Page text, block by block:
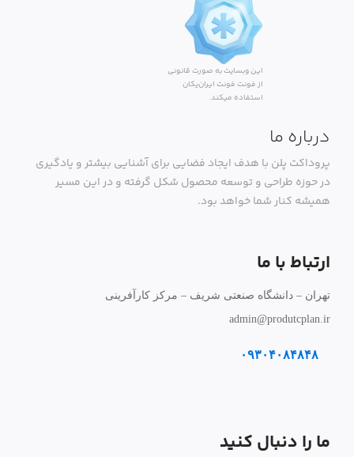
درباره ما
پروداکت پلن با هدف ایجاد فضایی برای آشنایی بیشتر و یادگیری
در حوزه طراحی و توسعه محصول شکل گرفته و در این مسیر
همیشه کنار شما خواهد بود.
ارتباط با ما
تهران – دانشگاه صنعتی شریف – مرکز کارآفرینی
admin@produtcplan.ir
۰۹۳۰۴۰۸۴۸۴۸
ما را دنبال کنید
این وبسایت به صورت قانونی
از فونت فونت ایران‌یکان
استفاده میکند.